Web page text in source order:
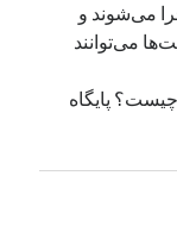
می‌شوند و
می‌توانند
پایگاه